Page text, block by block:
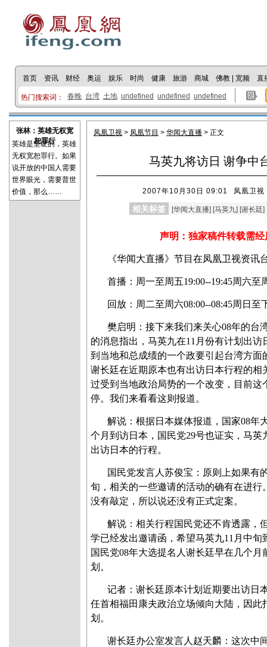
首页 资讯 财经 奥运 娱乐 时尚 健康 旅游 商城 佛教 宽频 直
热门搜索词： 春晚 台湾 土地 undefined undefined undefined
张林：英雄无权宽
恕罪行
英雄是坚硬的，英雄
无权宽恕罪行。如果
说开放的中国人需要
世界眼光，需要普世
价值，那么……
凤凰卫视 > 凤凰节目 > 华闻大直播 > 正文
马英九将访日 谢争中
2007年10月30日 09:01 凤凰卫视
相关标签 [华闻大直播] [马英九] [谢长廷]
声明：独家稿件转载需
《华闻大直播》节目在凤凰卫视资讯
首播：周一至周五19:00--19:45周六至
回放：周二至周六08:00--08:45周日至
樊启明：接下来我们来关心08年的台
的消息指出，马英九在11月份有计划出访
到当地和总成绩的一个政要引起台湾方面
谢长廷在近期原本也有出访日本行程的相
过受到当地政治局势的一个改变，目前这
停。我们来看看这则报道。
解说：根据日本媒体报道，国家08年
个月到访日本，国民党29号也证实，马英
出访日本的行程。
国民党发言人苏俊宝：原则上如果有
旬，相关的一些邀请的活动的确有在进行
没有敲定，所以说还没有正式定案。
解说：相关行程国民党还不肯透露，
学已经发出邀请函，希望马英九11月中旬
国民党08年大选提名人谢长廷早在几个月
划。
记者：谢长廷原本计划近期要出访日
任首相福田康夫政治立场倾向大陆，因此
划。
谢长廷办公室发言人赵天麟：这次中